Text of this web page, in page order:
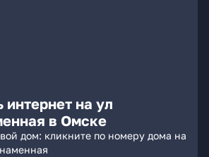
на ул
в Омске
дом: кликните по номеру дома на